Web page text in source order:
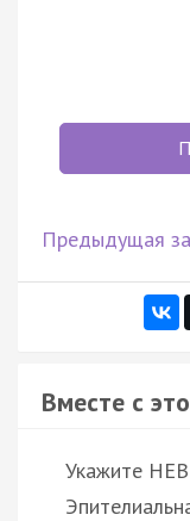
Предыдущая
Вместе с
Укажите